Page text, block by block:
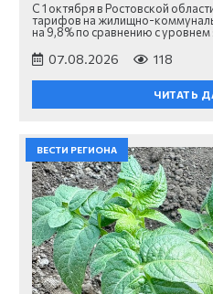
С 1 октября в Ростовской
тарифов на жилищно-
на 9,8% по сравнению с
07.08.2026 118
ЧИТАТЬ
ВЕСТИ РЕГИОНА